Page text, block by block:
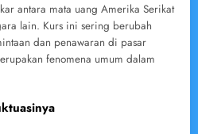
antara mata uang Amerika Serikat
lain. Kurs ini sering berubah
dan penawaran di pasar
fenomena umum dalam